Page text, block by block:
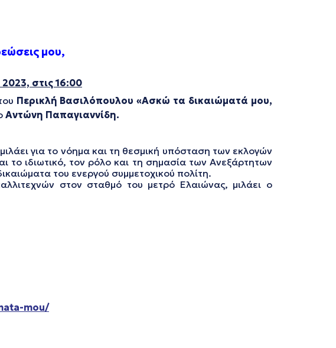
μου,
στις 16:00
Περικλή Βασιλόπουλου «Ασκώ τα δικαιώματά μου,
Αντώνη Παπαγιαννίδη.
για το νόημα και τη θεσμική υπόσταση των εκλογών
το ιδιωτικό, τον ρόλο και τη σημασία των Ανεξάρτητων
του ενεργού συμμετοχικού πολίτη.
στον σταθμό του μετρό Ελαιώνας, μιλάει ο
mou/